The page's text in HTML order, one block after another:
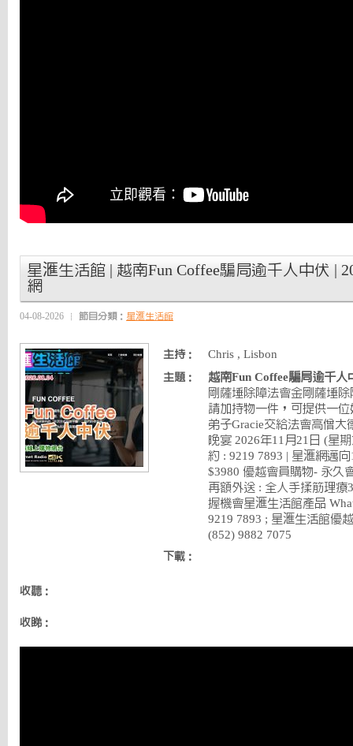
星滙生活館 | 越南Fun Coffee騙局逾千人中伏 |
網
04-08-2026 節目分類： 星滙生活館
主持： Chris , Lisbon
主題：
越南Fun Coffee騙局逾千人
剛薩埵除障法會金剛薩埵
請加持物一件，可提供一
弟子Gracie交給法會高僧大
晚宴 2026年11月21日 (星
約 : 9219 7893 | 星滙網邁
$3980 優越會員購物- 永久
再額外送 : 全人手揉筋理
握機會星滙生活館產品
9219 7893 ; 星滙生活館優
(852) 9882 7075
下載：
收聽：
收睇：